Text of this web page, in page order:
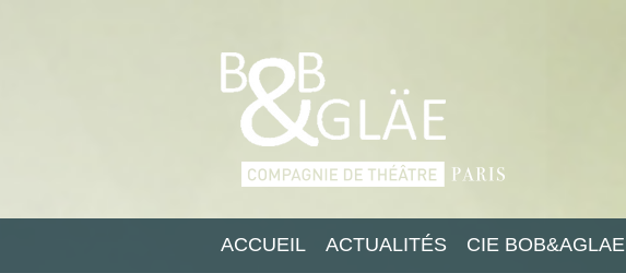
ACCUEIL ACTUALITÉS CIE BOB&AGLAE